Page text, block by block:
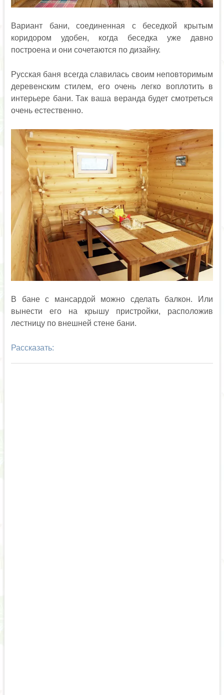
Вариант бани, соединенная с беседкой крытым
коридором удобен, когда беседка уже давно
построена и они сочетаются по дизайну.
Русская баня всегда славилась своим неповторимым
деревенским стилем, его очень легко воплотить в
интерьере бани. Так ваша веранда будет смотреться
очень естественно.
В бане с мансардой можно сделать балкон. Или
вынести его на крышу пристройки, расположив
лестницу по внешней стене бани.
Рассказать: